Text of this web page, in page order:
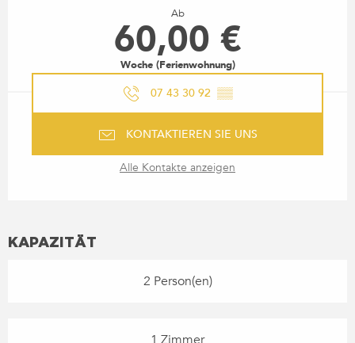
Ab
60,00 €
Woche (Ferienwohnung)
07 43 30 92 ▒▒
KONTAKTIEREN SIE UNS
Alle Kontakte anzeigen
KAPAZITÄT
2 Person(en)